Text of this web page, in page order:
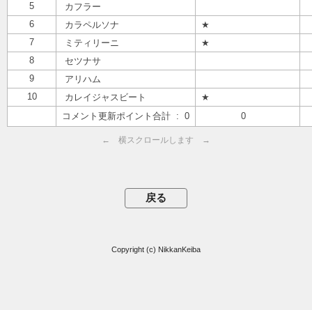
5
カフラー
6
カラペルソナ
★
7
ミティリーニ
★
8
セツナサ
9
アリハム
10
カレイジャスビート
★
コメント更新ポイント合計 : 0
0
← 横スクロールします →
Copyright (c) NikkanKeiba